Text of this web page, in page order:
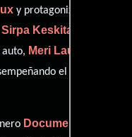
y protagonizada por
Sirpa Keskitalo
Meri Laurikkala
el papel de auto
Documental